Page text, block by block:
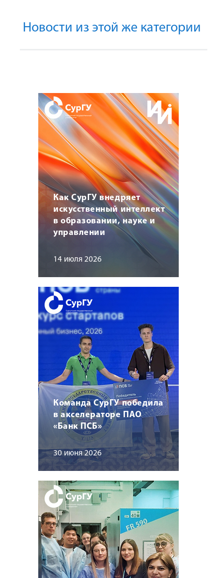
Новости из этой же категории
Как СурГУ внедряет
искусственный интеллект
в образовании, науке и
управлении
14 июля 2026
Команда СурГУ победила
в акселераторе ПАО
«Банк ПСБ»
30 июня 2026